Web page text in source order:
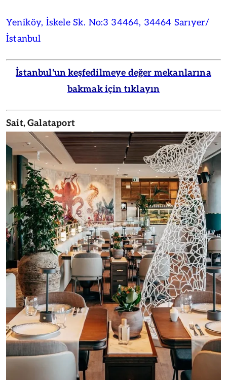
Yeniköy, İskele Sk. No:3 34464, 34464 Sarıyer/
İstanbul
İstanbul'un keşfedilmeye değer mekanlarına
bakmak için tıklayın
Sait, Galataport